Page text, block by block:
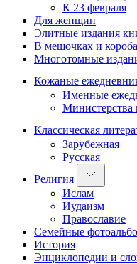
К 23 февраля
Для женщин
Элитные издания
В мешочках и
Многотомные
Кожаные
Именные
Министерства
Классическая
Зарубежная
Русская
Религия
Ислам
Иудаизм
Православие
Семейные
История
Энциклопедии и